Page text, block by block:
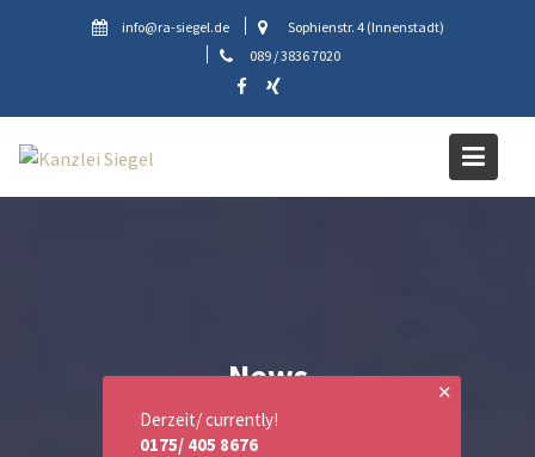
info@ra-siegel.de
Sophienstr. 4 (Innenstadt)
089 / 3836 7020
News
✕
Derzeit/ currently!
0175/ 405 8676